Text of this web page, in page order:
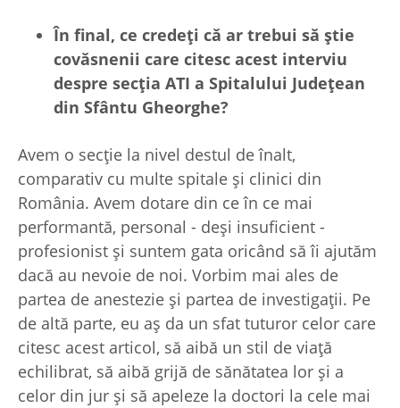
În final, ce credeți că ar trebui să știe
covăsnenii care citesc acest interviu
despre secția ATI a Spitalului Județean
din Sfântu Gheorghe?
Avem o secție la nivel destul de înalt,
comparativ cu multe spitale și clinici din
România. Avem dotare din ce în ce mai
performantă, personal - deși insuficient -
profesionist și suntem gata oricând să îi ajutăm
dacă au nevoie de noi. Vorbim mai ales de
partea de anestezie și partea de investigații. Pe
de altă parte, eu aș da un sfat tuturor celor care
citesc acest articol, să aibă un stil de viață
echilibrat, să aibă grijă de sănătatea lor și a
celor din jur și să apeleze la doctori la cele mai